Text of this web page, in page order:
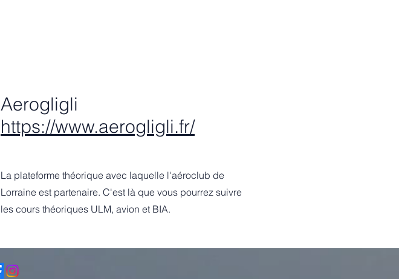
Aerogligli
https://www.aerogligli.fr/
La plateforme théorique avec laquelle l'aéroclub de
Lorraine est partenaire. C'est là que vous pourrez suivre
les cours théoriques ULM, avion et BIA.